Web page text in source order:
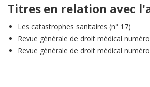
Titres en relation avec
Les catastrophes sanitaires (n° 17)
Revue générale de droit médical
Revue générale de droit médical